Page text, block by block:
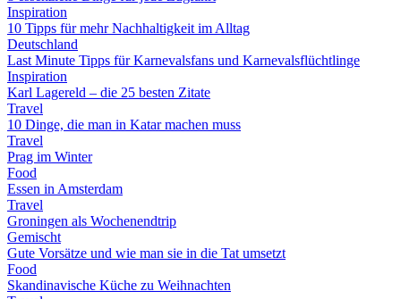
Inspiration
10 Tipps für mehr Nachhaltigkeit im Alltag
Deutschland
Last Minute Tipps für Karnevalsfans und Karnevalsflüchtlinge
Inspiration
Karl Lagereld – die 25 besten Zitate
Travel
10 Dinge, die man in Katar machen muss
Travel
Prag im Winter
Food
Essen in Amsterdam
Travel
Groningen als Wochenendtrip
Gemischt
Gute Vorsätze und wie man sie in die Tat umsetzt
Food
Skandinavische Küche zu Weihnachten